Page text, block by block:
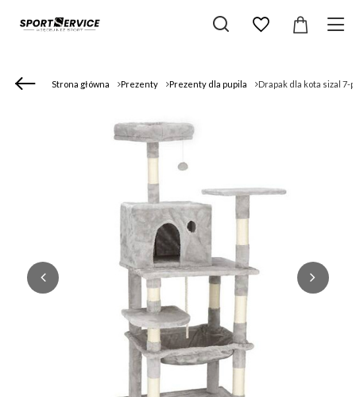
Strona główna Prezenty Prezenty dla pupila Drapak dla kota sizal 7-